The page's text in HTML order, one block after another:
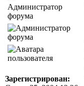
Администратор
форума
Зарегистрирован: